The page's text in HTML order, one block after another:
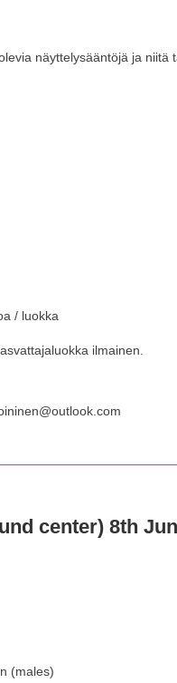
näyttelysääntöjä ja
/ luokka
ilmainen.
center) 8th
(males)